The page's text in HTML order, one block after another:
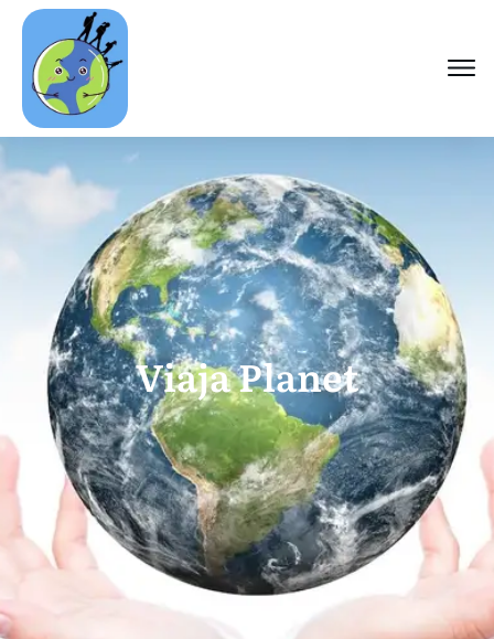
Viaja Planet